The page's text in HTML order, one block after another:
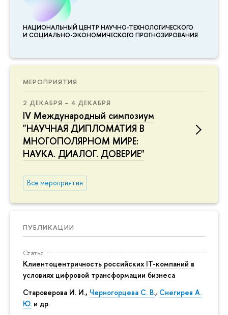
НАЦИОНАЛЬНЫЙ ЦЕНТР НАУЧНО-ТЕХНОЛОГИЧЕСКОГО
И СОЦИАЛЬНО-ЭКОНОМИЧЕСКОГО ПРОГНОЗИРОВАНИЯ
МЕРОПРИЯТИЯ
2 ДЕКАБРЯ – 4 ДЕКАБРЯ
IV Международный симпозиум
"НАУЧНАЯ ДИПЛОМАТИЯ В
МНОГОПОЛЯРНОМ МИРЕ:
НАУКА. ДИАЛОГ. ДОВЕРИЕ"
Все мероприятия
ПУБЛИКАЦИИ
Статья
Клиентоцентричность российских IT-компаний в
условиях цифровой трансформации бизнеса
Староверова И. И., Черногорцева С. В., Снегирев А.
Ю. и др.